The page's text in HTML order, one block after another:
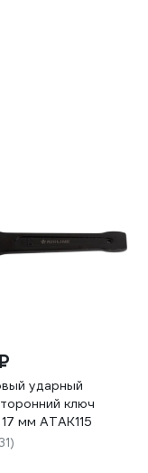
ударный
ключ
мм ATAK115